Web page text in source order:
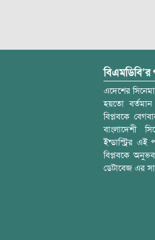
বিএমডিবি’র
এদেশের
হয়তো
বিপ্লবকে
বাংলাদেশী
ইন্ডাস্ট্রির এই
বিপ্লবকে
ডেটাবেজ এর